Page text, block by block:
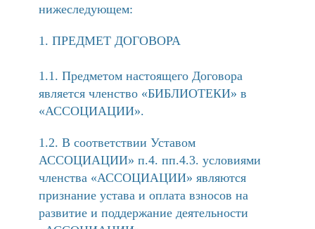
нижеследующем:
ПРЕДМЕТ ДОГОВОРА
1.1. Предметом настоящего Договора
является членство «БИБЛИОТЕКИ» в
«АССОЦИАЦИИ».
1.2. В соответствии Уставом
АССОЦИАЦИИ» п.4. пп.4.3. условиями
членства «АССОЦИАЦИИ» являются
признание устава и оплата взносов на
развитие и поддержание деятельности